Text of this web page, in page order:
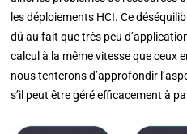
les déploiements HCI. Ce
dû au fait que très peu
calcul à la même vitesse que ceux
nous tenterons d’approfondir
s’il peut être géré efficacement à